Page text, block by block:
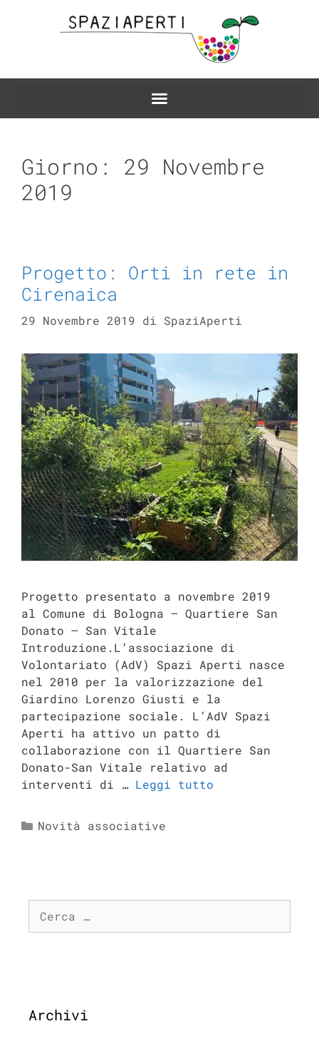
Giorno: 29 Novembre
2019
Progetto: Orti in rete in
Cirenaica
29 Novembre 2019 di SpaziAperti
Progetto presentato a novembre 2019
al Comune di Bologna – Quartiere San
Donato – San Vitale
Introduzione.L’associazione di
Volontariato (AdV) Spazi Aperti nasce
nel 2010 per la valorizzazione del
Giardino Lorenzo Giusti e la
partecipazione sociale. L’AdV Spazi
Aperti ha attivo un patto di
collaborazione con il Quartiere San
Donato-San Vitale relativo ad
interventi di … Leggi tutto
Novità associative
Archivi